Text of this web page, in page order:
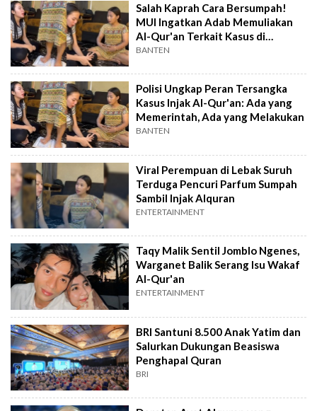
Salah Kaprah Cara Bersumpah!
MUI Ingatkan Adab Memuliakan
Al-Qur'an Terkait Kasus di
Malingping
BANTEN
Polisi Ungkap Peran Tersangka
Kasus Injak Al-Qur'an: Ada yang
Memerintah, Ada yang Melakukan
BANTEN
Viral Perempuan di Lebak Suruh
Terduga Pencuri Parfum Sumpah
Sambil Injak Alquran
ENTERTAINMENT
Taqy Malik Sentil Jomblo Ngenes,
Warganet Balik Serang Isu Wakaf
Al-Qur'an
ENTERTAINMENT
BRI Santuni 8.500 Anak Yatim dan
Salurkan Dukungan Beasiswa
Penghapal Quran
BRI